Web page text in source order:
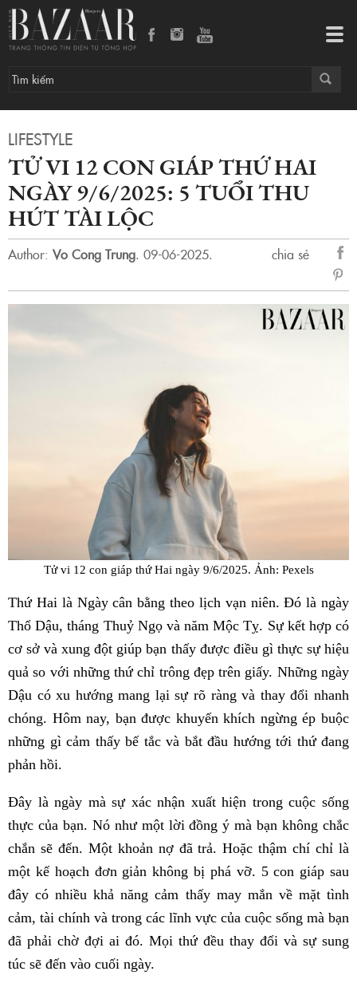
LIFESTYLE
TỬ VI 12 CON GIÁP THỨ HAI
NGÀY 9/6/2025: 5 TUỔI THU
HÚT TÀI LỘC
Author: Vo Cong Trung. 09-06-2025.
chia sẻ
sẻ
Tử vi 12 con giáp thứ Hai ngày 9/6/2025. Ảnh: Pexels
Thứ Hai là Ngày cân bằng theo lịch vạn niên. Đó là ngày
Thổ Dậu, tháng Thuỷ Ngọ và năm Mộc Tỵ. Sự kết hợp có
cơ sở và xung đột giúp bạn thấy được điều gì thực sự hiệu
quả so với những thứ chỉ trông đẹp trên giấy. Những ngày
Dậu có xu hướng mang lại sự rõ ràng và thay đổi nhanh
chóng. Hôm nay, bạn được khuyến khích ngừng ép buộc
những gì cảm thấy bế tắc và bắt đầu hướng tới thứ đang
phản hồi.
Đây là ngày mà sự xác nhận xuất hiện trong cuộc sống
thực của bạn. Nó như một lời đồng ý mà bạn không chắc
chắn sẽ đến. Một khoản nợ đã trả. Hoặc thậm chí chỉ là
một kế hoạch đơn giản không bị phá vỡ. 5 con giáp sau
đây có nhiều khả năng cảm thấy may mắn về mặt tình
cảm, tài chính và trong các lĩnh vực của cuộc sống mà bạn
đã phải chờ đợi ai đó. Mọi thứ đều thay đổi và sự sung
túc sẽ đến vào cuối ngày.